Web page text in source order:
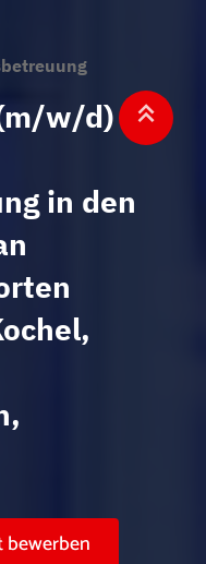
w/d)
in den
bewerben